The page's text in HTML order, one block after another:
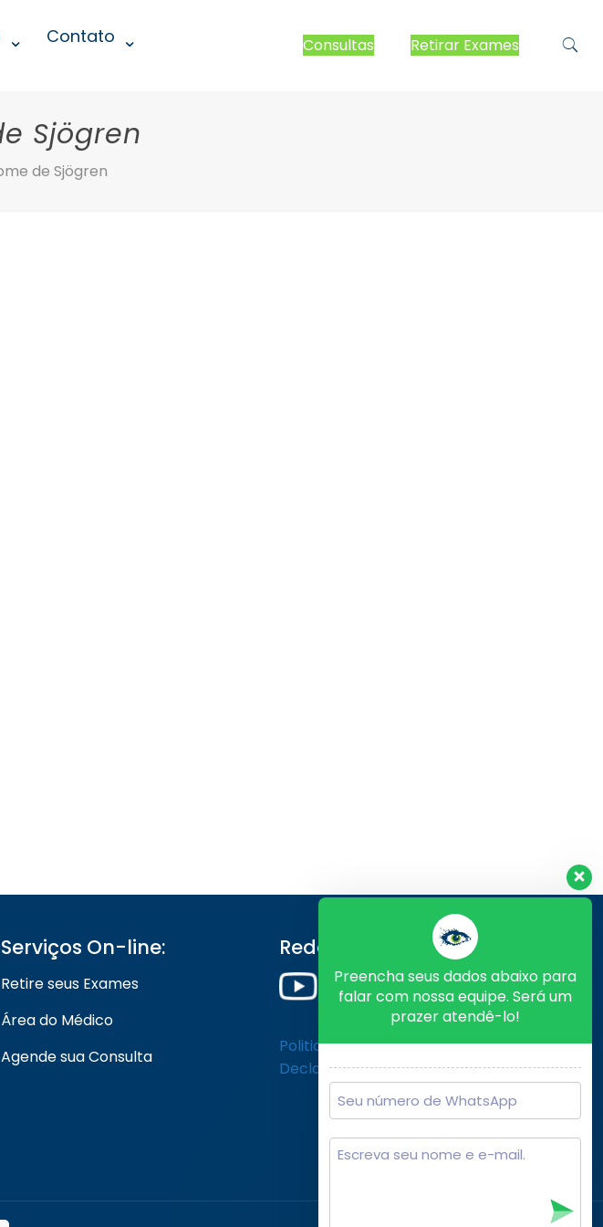
Contato Consultas Retirar Exames
Sjögren
de Sjögren
Serviços On-line:
Retire seus Exames
Área do Médico
Agende sua Consulta
Redes Sociais
Politica de Privacidade
Declaração de Cookies
Preencha seus dados abaixo para
falar com nossa equipe. Será um
prazer atendê-lo!